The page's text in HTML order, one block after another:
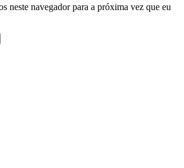
neste navegador para a próxima vez que eu